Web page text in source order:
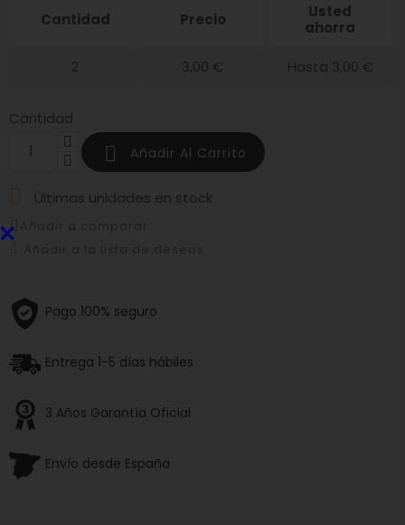
Cantidad Precio
Usted
ahorra
2 3,00 € Hasta 3,00 €
Cantidad
 Añadir Al Carrito
 Últimas unidades en stock
Pago 100% seguro
Entrega 1-5 días hábiles
3 Años Garantía Oficial
Envío desde España